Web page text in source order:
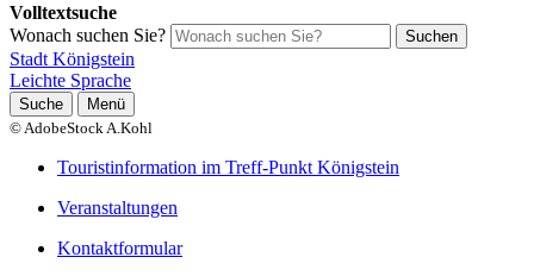
Volltextsuche
Wonach suchen Sie?
Suchen
Stadt Königstein
Leichte Sprache
Suche
Menü
© AdobeStock A.Kohl
Touristinformation im Treff-Punkt Königstein
Veranstaltungen
Kontaktformular